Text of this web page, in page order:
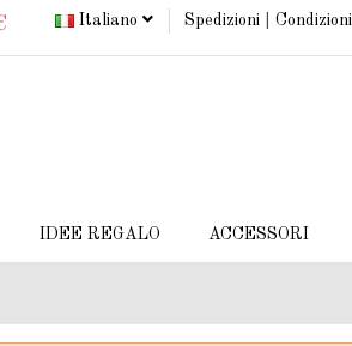
Italiano Spedizioni Condizioni
IDEE REGALO ACCESSORI